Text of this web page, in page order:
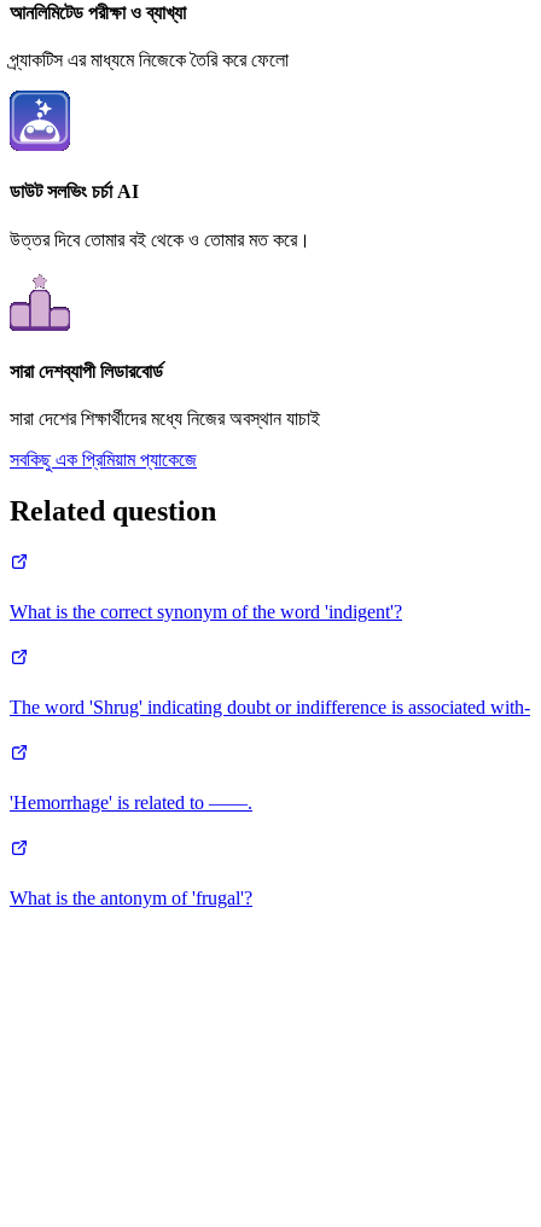
আনলিমিটেড পরীক্ষা ও ব্যাখ্যা
প্র্যাকটিস এর মাধ্যমে নিজেকে তৈরি করে ফেলো
ডাউট সলভিং চর্চা AI
উত্তর দিবে তোমার বই থেকে ও তোমার মত করে।
সারা দেশব্যাপী লিডারবোর্ড
সারা দেশের শিক্ষার্থীদের মধ্যে নিজের অবস্থান যাচাই
সবকিছু এক প্রিমিয়াম প্যাকেজে
Related question
What is the correct synonym of the word 'indigent'?
The word 'Shrug' indicating doubt or indifference is associated with-
'Hemorrhage' is related to ——.
What is the antonym of 'frugal'?